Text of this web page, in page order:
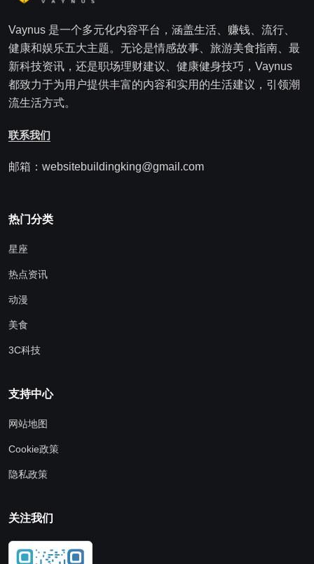
Vaynus 是一个多元化内容平台，涵盖生活、赚钱、流行、
健康和娱乐五大主题。无论是情感故事、旅游美食指南、最
新科技资讯，还是职场理财建议、健康健身技巧，Vaynus
都致力于为用户提供丰富的内容和实用的生活建议，引领潮
流生活方式。
联系我们
邮箱：websitebuildingking@gmail.com
热门分类
星座
热点资讯
动漫
美食
3C科技
支持中心
网站地图
Cookie政策
隐私政策
关注我们